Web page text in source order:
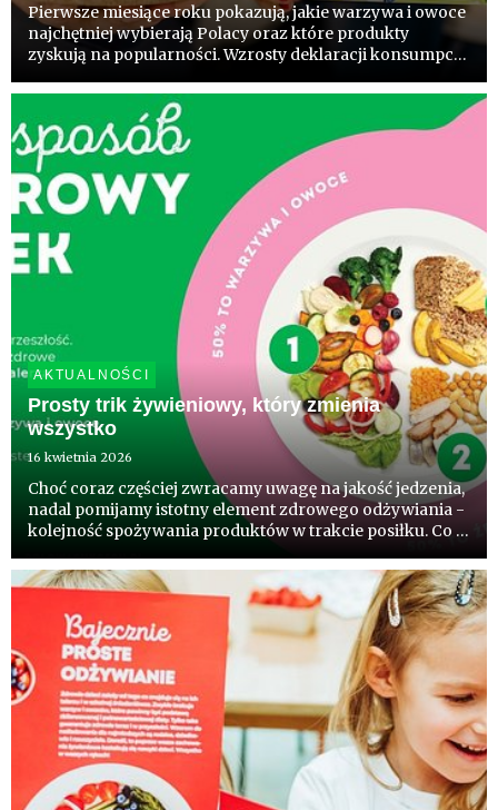
Pierwsze miesiące roku pokazują, jakie warzywa i owoce
najchętniej wybierają Polacy oraz które produkty
zyskują na popularności. Wzrosty deklaracji konsumpcji
zbliżającym się sezonem. Wynik badań realizowanych
przez sektor ogrodn...
AKTUALNOŚCI
Prosty trik żywieniowy, który zmienia
wszystko
16 kwietnia 2026
Choć coraz częściej zwracamy uwagę na jakość jedzenia,
nadal pomijamy istotny element zdrowego odżywiania -
kolejność spożywania produktów w trakcie posiłku. Co 5
komentują eksperci.